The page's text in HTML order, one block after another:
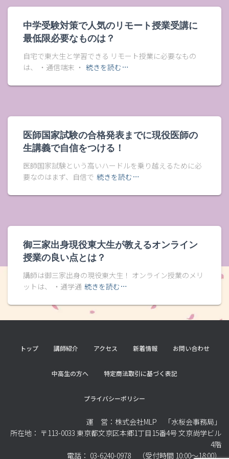
中学受験対策で人気のリモート授業受講に
最低限必要なものは？
自宅で東大生と学習できる リモート授業に必要なもの
は、 ・通信端末 ・ 続きを読む…
医師国家試験の合格発表までに現役医師の
生講義で自信をつける！
医師国家試験という高いハードルを乗り越えるために必
要なのはまず、自信で 続きを読む…
御三家出身現役東大生が教えるオンライン
授業の良い点とは？
講師は御三家出身の現役東大生！ オンライン授業のメリ
ットは、 ・通学通 続きを読む…
トップ 講師紹介 アクセス 新着情報 お問い合わせ
中高生の方へ 特定商法取引に基づく表記
プライバシーポリシー
運 営：株式会社MLP 「水桜会事務局」
所在地： 〒113-0033 東京都文京区本郷1丁目15番4号 文京尚学ビル
4階
電話： 03-6240-0978 （受付時間 10:00～18:00）